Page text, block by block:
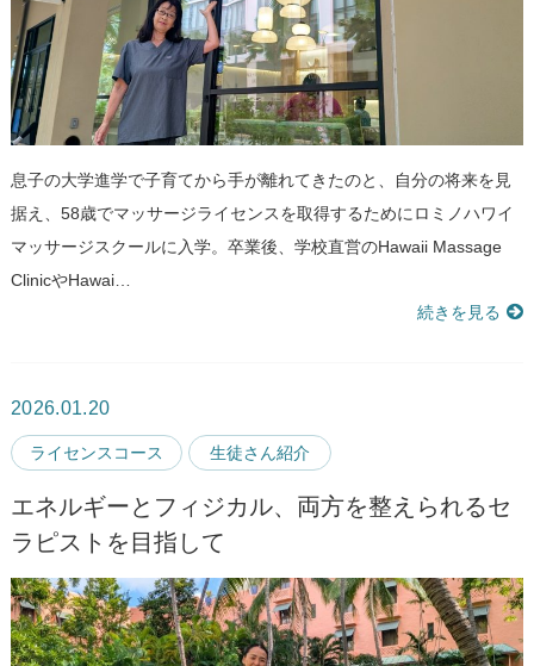
息子の大学進学で子育てから手が離れてきたのと、自分の将来を見
据え、58歳でマッサージライセンスを取得するためにロミノハワイ
マッサージスクールに入学。卒業後、学校直営のHawaii Massage
ClinicやHawai…
続きを見る
2026.01.20
ライセンスコース 生徒さん紹介
エネルギーとフィジカル、両方を整えられるセ
ラピストを目指して